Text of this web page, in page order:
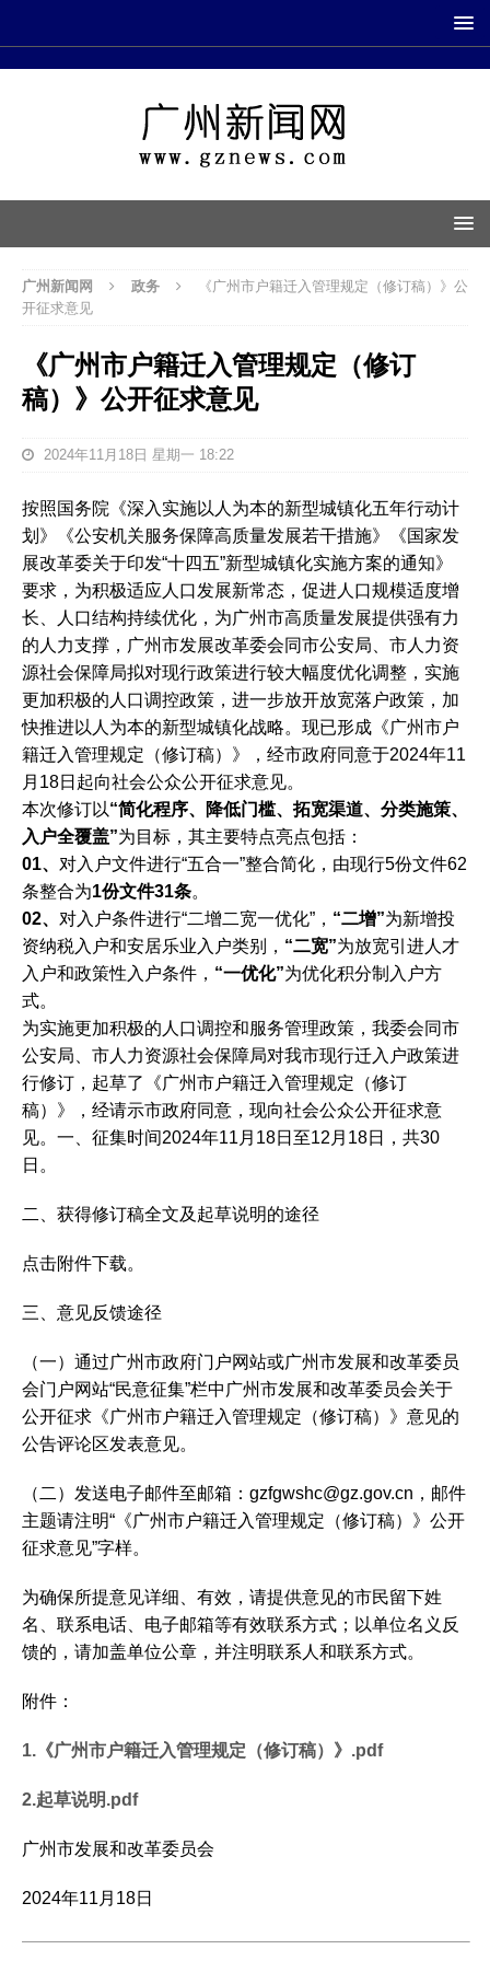
广州新闻网 政务
《广州市户籍迁入管理规定（修订稿）》公
开征求意见
《广州市户籍迁入管理规定（修订
稿）》公开征求意见
2024年11月18日 星期一 18:22
按照国务院《深入实施以人为本的新型城镇化五年行动计
划》《公安机关服务保障高质量发展若干措施》《国家发
展改革委关于印发“十四五”新型城镇化实施方案的通知》
要求，为积极适应人口发展新常态，促进人口规模适度增
长、人口结构持续优化，为广州市高质量发展提供强有力
的人力支撑，广州市发展改革委会同市公安局、市人力资
源社会保障局拟对现行政策进行较大幅度优化调整，实施
更加积极的人口调控政策，进一步放开放宽落户政策，加
快推进以人为本的新型城镇化战略。现已形成《广州市户
籍迁入管理规定（修订稿）》，经市政府同意于2024年11
月18日起向社会公众公开征求意见。
本次修订以“简化程序、降低门槛、拓宽渠道、分类施策、
入户全覆盖”为目标，其主要特点亮点包括：
01、 对入户文件进行“五合一”整合简化，由现行5份文件62
条整合为1份文件31条。
02、 对入户条件进行“二增二宽一优化”， “二增”为新增投
资纳税入户和安居乐业入户类别， “二宽”为放宽引进人才
入户和政策性入户条件， “一优化”为优化积分制入户方
式。
为实施更加积极的人口调控和服务管理政策，我委会同市
公安局、市人力资源社会保障局对我市现行迁入户政策进
行修订，起草了《广州市户籍迁入管理规定（修订
稿）》，经请示市政府同意，现向社会公众公开征求意
见。一、征集时间2024年11月18日至12月18日，共30
日。
二、获得修订稿全文及起草说明的途径
点击附件下载。
三、意见反馈途径
（一）通过广州市政府门户网站或广州市发展和改革委员
会门户网站“民意征集”栏中广州市发展和改革委员会关于
公开征求《广州市户籍迁入管理规定（修订稿）》意见的
公告评论区发表意见。
（二）发送电子邮件至邮箱：gzfgwshc@gz.gov.cn，邮件
主题请注明“《广州市户籍迁入管理规定（修订稿）》公开
征求意见”字样。
为确保所提意见详细、有效，请提供意见的市民留下姓
名、联系电话、电子邮箱等有效联系方式；以单位名义反
馈的，请加盖单位公章，并注明联系人和联系方式。
附件：
1.《广州市户籍迁入管理规定（修订稿）》.pdf
2.起草说明.pdf
广州市发展和改革委员会
2024年11月18日